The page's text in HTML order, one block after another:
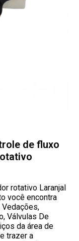
de fluxo
rotativo Laranjal
você encontra
Vedações,
Válvulas De
da área de
trazer a